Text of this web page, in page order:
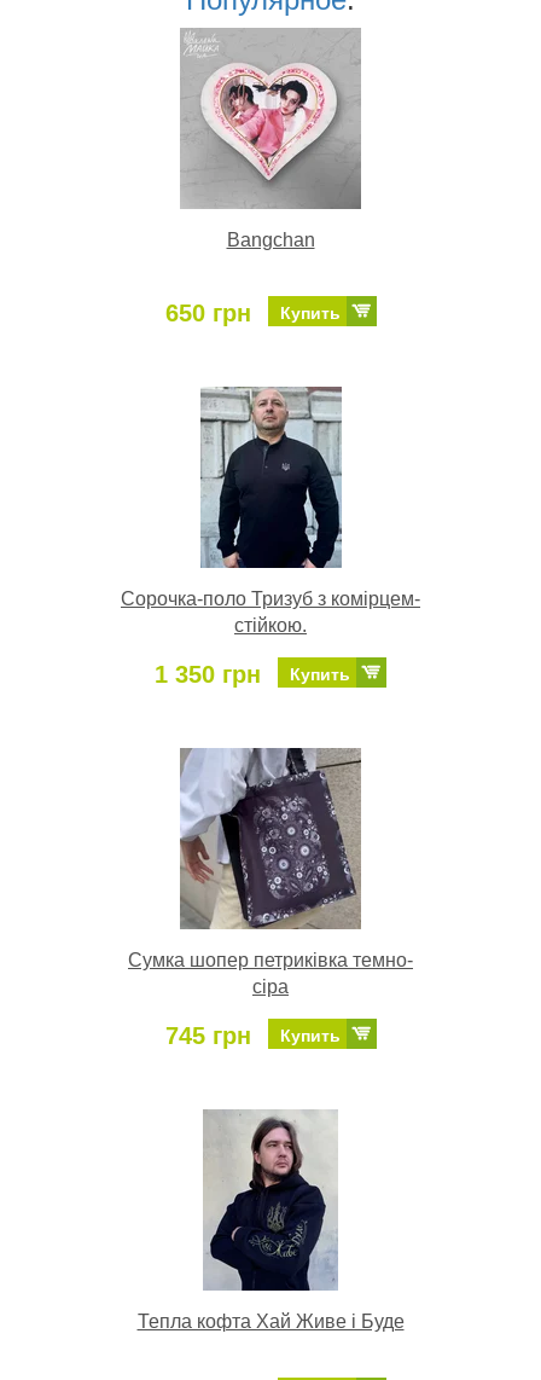
Bangchan
650 грн Купить
Сорочка-поло Тризуб з комірцем-
стійкою.
1 350 грн Купить
Сумка шопер петриківка темно-
сіра
745 грн Купить
Тепла кофта Хай Живе і Буде